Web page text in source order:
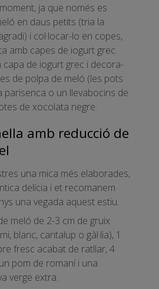
ja que només es
en daus petits (tria la
i col·locar-lo en copes,
amb capes de iogurt grec.
de iogurt grec i decora-
de polpa de meló (les pots
parisenca o un llevabocins de
de xocolata negre.
amb reducció de
una mica més elaborades,
delícia i et recomanem
una vegada aquest estiu.
meló de 2-3 cm de gruix
blanc, cantalup o gàl·lia), 1
fresc acabat de ratllar, 4
pom de romaní i una
verge extra.